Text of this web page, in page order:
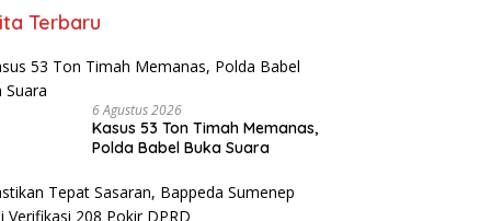
Terbaru
6 Agustus 2026
Kasus 53 Ton Timah Memanas,
Polda Babel Buka Suara